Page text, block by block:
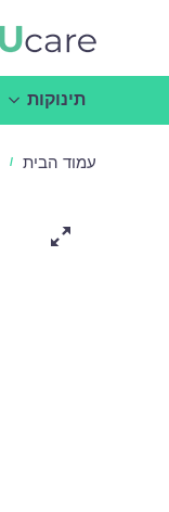
תינוקות
עמוד הבית /